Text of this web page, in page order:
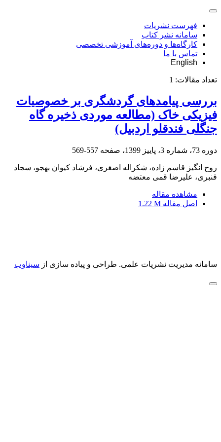
فهرست نشریات
سامانه نشر کتاب
کارگاه‌ها و دوره‌های آموزشی تخصصی
تماس با ما
English
تعداد مقالات: 1
بررسی پیامدهای گردشگری بر خصوصیات
فیزیکی خاک (مطالعه موردی ذخیره گاه
جنگلی فندقلو اردبیل)
دوره 73، شماره 3، پاییز 1399، صفحه 557-569
روح انگیز قاسم زاده، شکراله اصغری، فرشاد کیوان بهجو، سجاد
قنبری، علیرضا قمی معتضه
مشاهده مقاله
اصل مقاله 1.22 M
سامانه مدیریت نشریات علمی. طراحی و پیاده سازی از سیناوب